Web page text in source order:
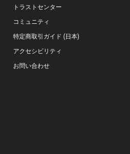
トラストセンター
コミュニティ
特定商取引ガイド (日本)
アクセシビリティ
お問い合わせ